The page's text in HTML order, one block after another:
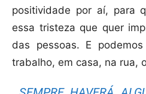
positividade por aí, para
essa tristeza que quer
das pessoas. E
trabalho, em casa, na rua,